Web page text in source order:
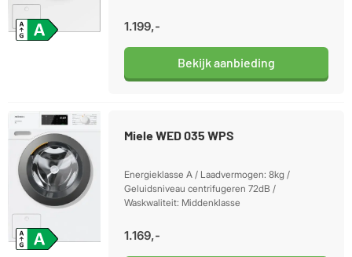
1.199,-
Bekijk aanbieding
Miele WED 035 WPS
Energieklasse A / Laadvermogen: 8kg /
Geluidsniveau centrifugeren 72dB /
Waskwaliteit: Middenklasse
1.169,-